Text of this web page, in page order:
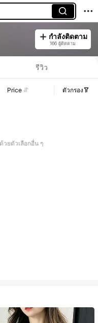
กำลังติดตาม
166 ผู้ติดตาม
รีวิว
Price ตัวกรอง
วยตัวเลือกอื่น ๆ